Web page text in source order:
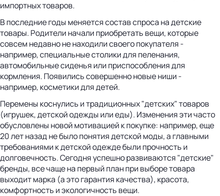
импортных товаров.
В последние годы меняется состав спроса на детские
товары. Родители начали приобретать вещи, которые
совсем недавно не находили своего покупателя -
например, специальные столики для пеленания,
автомобильные сиденья или приспособления для
кормления. Появились совершенно новые ниши -
например, косметики для детей.
Перемены коснулись и традиционных "детских" товаров
(игрушек, детской одежды или еды). Изменения эти часто
обусловлены новой мотивацией к покупке: например, еще
20 лет назад не было понятия детской моды, а главными
требованиями к детской одежде были прочность и
долговечность. Сегодня успешно развиваются "детские"
бренды, все чаще на первый план при выборе товара
выходит марка (а это гарантия качества), красота,
комфортность и экологичность вещи.